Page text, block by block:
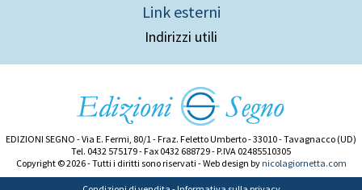
Link esterni
Indirizzi utili
EDIZIONI SEGNO - Via E. Fermi, 80/1 - Fraz. Feletto Umberto - 33010 - Tavagnacco (UD)
Tel. 0432 575179 - Fax 0432 688729 - P.IVA 02485510305
Copyright © 2026 - Tutti i diritti sono riservati - Web design by nicolagiornetta.com